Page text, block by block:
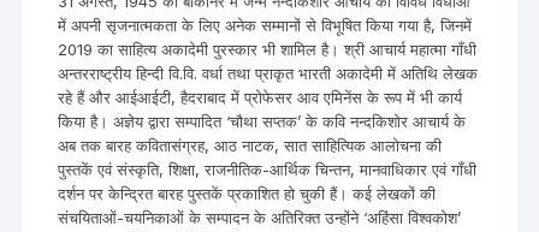
में अपनी सृजनात्मकता के लिए अनेक सम्मानों से विभूषित किया गया है, जिनमें
2019 का साहित्य अकादेमी पुरस्कार भी शामिल है। श्री आचार्य महात्मा गाँधी
अन्तरराष्ट्रीय हिन्दी वि.वि. वर्धा तथा प्राकृत भारती अकादेमी में अतिथि लेखक
रहे हैं और आईआईटी, हैदराबाद में प्रोफेसर आव एमिनेंस के रूप में भी कार्य
किया है। अज्ञेय द्वारा सम्पादित ‘चौथा सप्तक’ के कवि नन्दकिशोर आचार्य के
अब तक बारह कवितासंग्रह, आठ नाटक, सात साहित्यिक आलोचना की
पुस्तकें एवं संस्कृति, शिक्षा, राजनीतिक-आर्थिक चिन्तन, मानवाधिकार एवं गाँधी
दर्शन पर केन्द्रित बारह पुस्तकें प्रकाशित हो चुकी हैं। कई लेखकों की
संचयिताओं-चयनिकाओं के सम्पादन के अतिरिक्त उन्होंने ‘अहिंसा विश्वकोश’